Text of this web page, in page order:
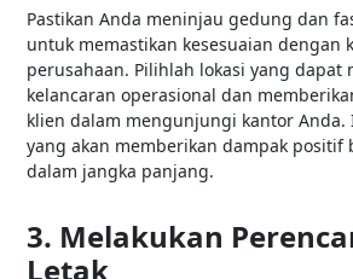
Pastikan Anda meninjau gedung dan
untuk memastikan kesesuaian dengan
perusahaan. Pilihlah lokasi yang dapat
kelancaran operasional dan
klien dalam mengunjungi kantor Anda.
yang akan memberikan dampak positif
dalam jangka panjang.
3. Melakukan
Letak